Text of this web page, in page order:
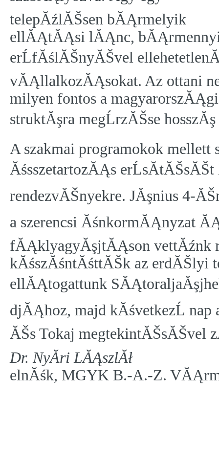
telepĂźlĂŠsen bĂĄrmelyik
ellĂĄtĂĄsi lĂĄnc,
erĹfĂślĂŠnyĂŠvel
vĂĄllalkozĂĄsokat. Az ottani
milyen fontos a
struktĂşra megĹrzĂŠse
A szakmai programokok mellett
ĂśsszetartozĂĄs
rendezvĂŠnyekre. JĂşnius 4-
a szerencsi ĂśnkormĂĄnyzat
fĂĄklyagyĂşjtĂĄson vettĂźnk
kĂśszĂśntĂśttĂŠk az erdĂŠlyi
ellĂĄtogattunk
djĂĄhoz, majd kĂśvetkezĹ
ĂŠs Tokaj
Dr. NyĂ­ri LĂĄszlĂł
elnĂśk, MGYK B.-A.-Z.